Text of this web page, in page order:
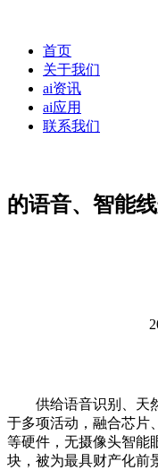
首页
关于我们
ai资讯
ai应用
联系我们
的语音、智能
供给语音识别、天然
于多项活动，融合芯片
等硬件，无摄像头智能
块，被为最具财产化前